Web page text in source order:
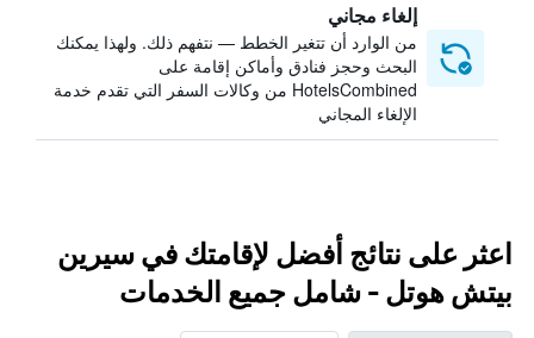
إلغاء مجاني
من الوارد أن تتغير الخطط — نتفهم ذلك. ولهذا يمكنك
البحث وحجز فنادق وأماكن إقامة على
HotelsCombined من وكالات السفر التي تقدم خدمة
الإلغاء المجاني
اعثر على نتائج أفضل لإقامتك في سيرين
بيتش هوتل - شامل جميع الخدمات